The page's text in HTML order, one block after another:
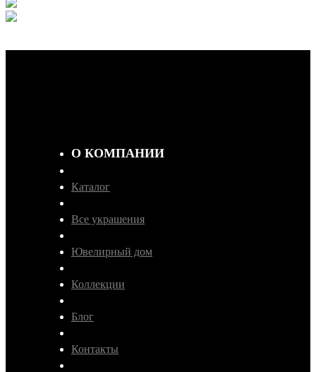
О КОМПАНИИ
Каталог
Все украшения
Ювелирный дом
Коллекции
Блог
Контакты